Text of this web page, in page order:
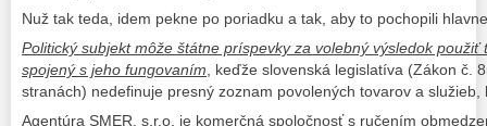
Nuž tak teda, idem pekne po poriadku a tak, aby to pochopili
Politický subjekt môže štátne príspevky za volebný výsledok
spojený s jeho fungovaním , keďže slovenská legislatíva (Zákon č.
stranách) nedefinuje presný zoznam povolených tovarov a
Agentúra SMER, s.r.o. je komerčná spoločnosť s ručením